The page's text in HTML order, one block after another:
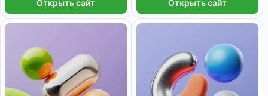
Открыть сайт Открыть сайт